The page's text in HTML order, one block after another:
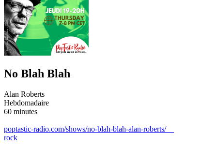
No Blah Blah
Alan Roberts
Hebdomadaire
60 minutes
poptastic-radio.com/shows/no-blah-blah-alan-roberts/
rock